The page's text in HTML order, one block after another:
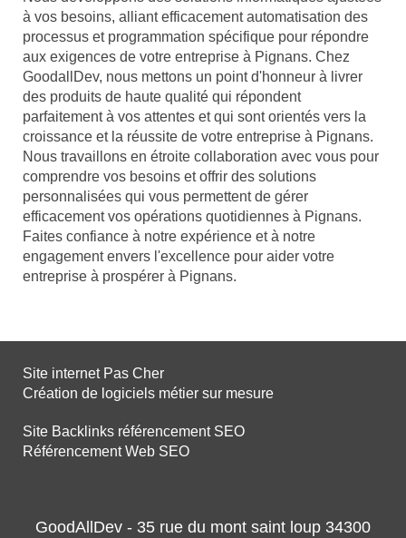
à vos besoins, alliant efficacement automatisation des
processus et programmation spécifique pour répondre
aux exigences de votre entreprise à Pignans. Chez
GoodallDev, nous mettons un point d'honneur à livrer
des produits de haute qualité qui répondent
parfaitement à vos attentes et qui sont orientés vers la
croissance et la réussite de votre entreprise à Pignans.
Nous travaillons en étroite collaboration avec vous pour
comprendre vos besoins et offrir des solutions
personnalisées qui vous permettent de gérer
efficacement vos opérations quotidiennes à Pignans.
Faites confiance à notre expérience et à notre
engagement envers l'excellence pour aider votre
entreprise à prospérer à Pignans.
Site internet Pas Cher
Création de logiciels métier sur mesure
Site Backlinks référencement SEO
Référencement Web SEO
GoodAllDev - 35 rue du mont saint loup 34300